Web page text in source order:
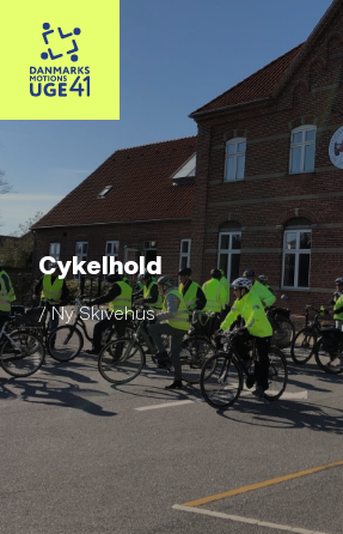
Cykelhold
/ Ny Skivehus